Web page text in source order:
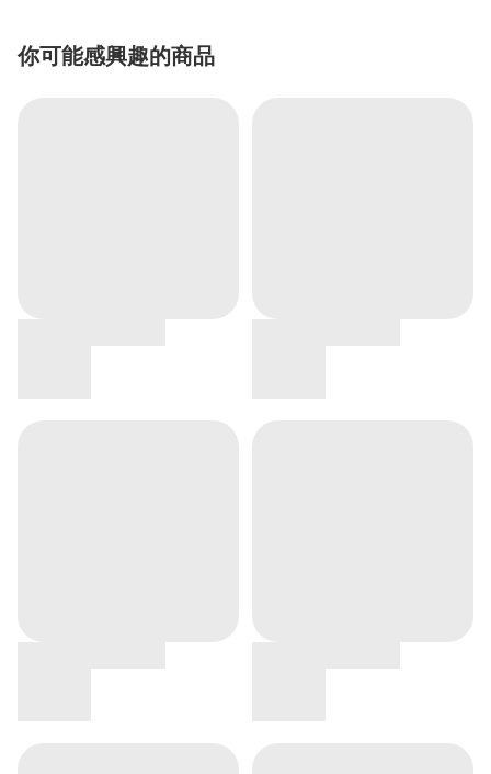
你可能感興趣的商品